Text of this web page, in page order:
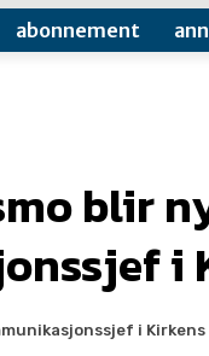
abonnement
blir
i
i